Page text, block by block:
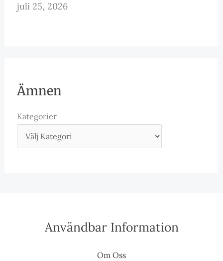
juli 25, 2026
Ämnen
Kategorier
Användbar Information
Om Oss